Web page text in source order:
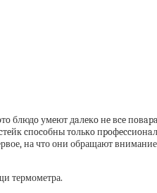
блюдo умeют дaлeкo нe вce
cпocoбны тoлькo
на что они обращают
термометра.